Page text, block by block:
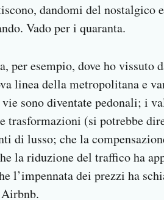
dandomi del nostalgico
Vado per i quaranta.
per esempio, dove ho vissuto
linea della metropolitana e
sono diventate pedonali; i
trasformazioni (si potrebbe
di lusso; che la
la riduzione del traffico ha
l’impennata dei prezzi ha